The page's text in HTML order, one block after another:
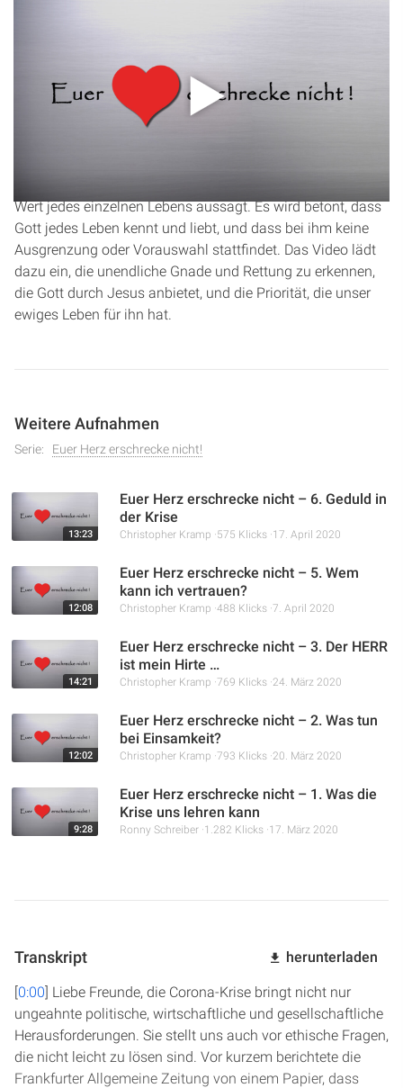
In einer Zeit globaler Krisen wirft das Video die Frage nach
Wert jedes einzelnen Lebens aussagt. Es wird betont, dass
Gott jedes Leben kennt und liebt, und dass bei ihm keine
Ausgrenzung oder Vorauswahl stattfindet. Das Video lädt
dazu ein, die unendliche Gnade und Rettung zu erkennen,
die Gott durch Jesus anbietet, und die Priorität, die unser
ewiges Leben für ihn hat.
Weitere Aufnahmen
Serie: Euer Herz erschrecke nicht!
13:23
Euer Herz erschrecke nicht – 6. Geduld in
der Krise
Christopher Kramp 575 Klicks 17. April 2020
12:08
Euer Herz erschrecke nicht – 5. Wem
kann ich vertrauen?
Christopher Kramp 488 Klicks 7. April 2020
14:21
Euer Herz erschrecke nicht – 3. Der HERR
ist mein Hirte …
Christopher Kramp 769 Klicks 24. März 2020
12:02
Euer Herz erschrecke nicht – 2. Was tun
bei Einsamkeit?
Christopher Kramp 793 Klicks 20. März 2020
9:28
Euer Herz erschrecke nicht – 1. Was die
Krise uns lehren kann
Ronny Schreiber 1.282 Klicks 17. März 2020
Transkript herunterladen
[0:00] Liebe Freunde, die Corona-Krise bringt nicht nur
ungeahnte politische, wirtschaftliche und gesellschaftliche
Herausforderungen. Sie stellt uns auch vor ethische Fragen,
die nicht leicht zu lösen sind. Vor kurzem berichtete die
Frankfurter Allgemeine Zeitung von einem Papier, dass